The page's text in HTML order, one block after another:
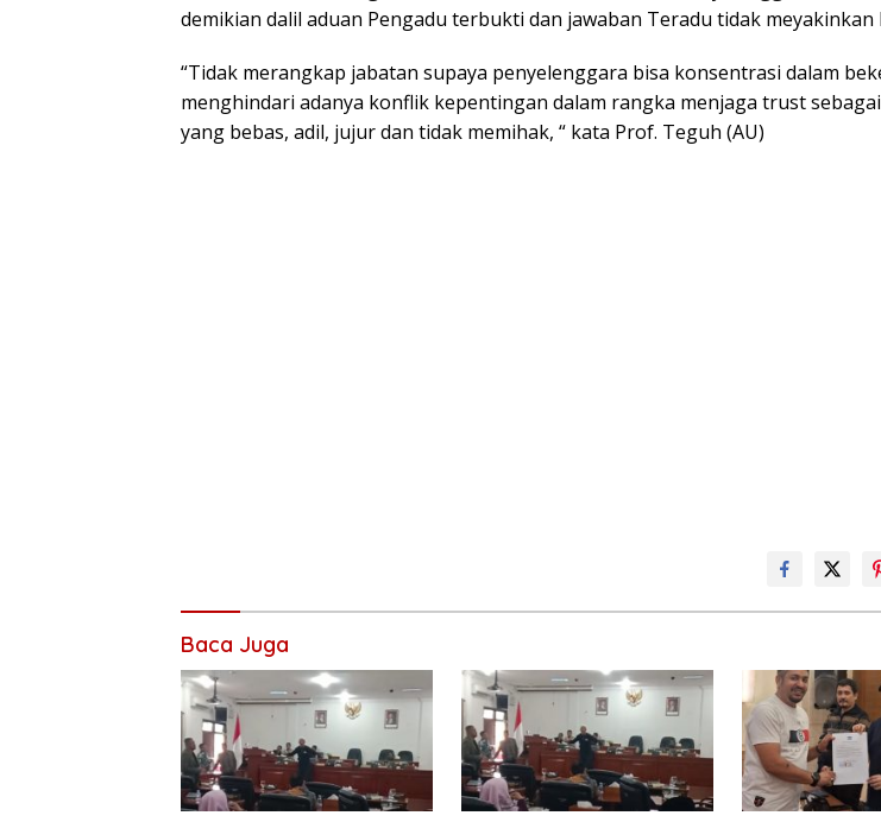
demikian dalil aduan Pengadu terbukti dan jawaban Teradu tidak meyakinkan
“Tidak merangkap jabatan supaya penyelenggara bisa konsentrasi dalam
menghindari adanya konflik kepentingan dalam rangka menjaga trust
yang bebas, adil, jujur dan tidak memihak, “ kata Prof. Teguh (AU)
Baca Juga